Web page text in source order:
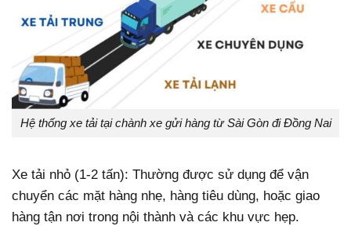
Hệ thống xe tải tại chành xe gửi hàng từ Sài Gòn đi Đồng Nai
Xe tải nhỏ (1-2 tấn): Thường được sử dụng để vận
chuyển các mặt hàng nhẹ, hàng tiêu dùng, hoặc giao
hàng tận nơi trong nội thành và các khu vực hẹp.